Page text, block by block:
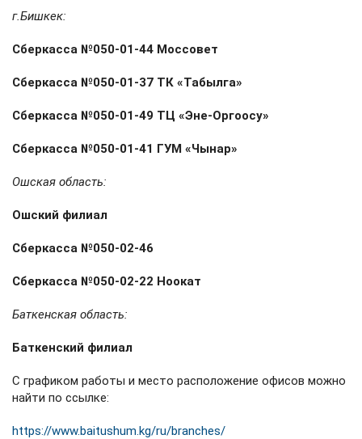
г.Бишкек:
Сберкасса №050-01-44 Моссовет
Сберкасса №050-01-37 ТК «Табылга»
Сберкасса №050-01-49 ТЦ «Эне-Оргоосу»
Сберкасса №050-01-41 ГУМ «Чынар»
Ошская область:
Ошский филиал
Сберкасса №050-02-46
Сберкасса №050-02-22 Ноокат
Баткенская область:
Баткенский филиал
С графиком работы и место расположение офисов можно
найти по ссылке:
https://www.baitushum.kg/ru/branches/